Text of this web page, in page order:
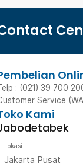
: (021) 39 700
Service
Kami
Lokasi
Jakarta Pusat